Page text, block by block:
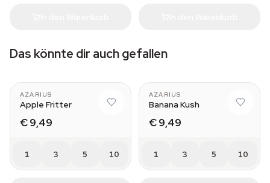
Das könnte dir auch gefallen
AZARIUS
Apple Fritter
€ 9,49
1 3 5 10
AZARIUS
Banana Kush
€ 9,49
1 3 5 10